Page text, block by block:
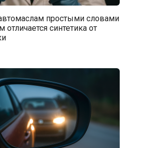
простыми словами
отличается синтетика от